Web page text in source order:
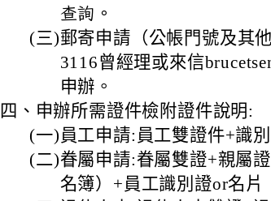
查詢。
(三)郵寄申請（公帳門號及其
3116曾經理或來信
申辦。
四、 申辦所需證件檢附證件說明:
(一) 員工申請:員工雙證件+識
(二)眷屬申請:眷屬雙證+親屬
名簿）+員工識別證or名片